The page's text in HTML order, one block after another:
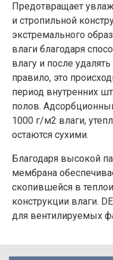
Предотвращает
и стропильной
экстремального
влаги благодаря
влагу и после
правило, это
период внутренних
полов.
1000 г/м2 влаги,
остаются сухими.
Благодаря высокой
мембрана
скопившейся в
конструкции влаги.
для вентилируемых